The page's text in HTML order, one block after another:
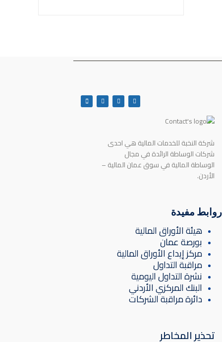
شركة النخبة للخدمات المالية هي احدى
شركات الوساطة الرائدة في مجال
الوساطة المالية في سوق عمان المالية –
الأردن.
روابط مفيدة
هيئة الأوراق المالية
بورصة عمان
مركز إيداع الأوراق المالية
مراقبة التداول
نشرة التداول اليومية
البنك المركزي الأردني
دائرة مراقبة الشركات
تحذير المخاطر